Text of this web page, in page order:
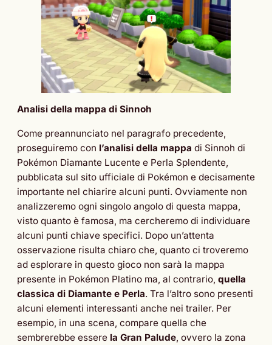
Analisi della mappa di Sinnoh
Come preannunciato nel paragrafo precedente,
proseguiremo con l’analisi della mappa di Sinnoh di
Pokémon Diamante Lucente e Perla Splendente,
pubblicata sul sito ufficiale di Pokémon e decisamente
importante nel chiarire alcuni punti. Ovviamente non
analizzeremo ogni singolo angolo di questa mappa,
visto quanto è famosa, ma cercheremo di individuare
alcuni punti chiave specifici. Dopo un’attenta
osservazione risulta chiaro che, quanto ci troveremo
ad esplorare in questo gioco non sarà la mappa
presente in Pokémon Platino ma, al contrario, quella
classica di Diamante e Perla. Tra l’altro sono presenti
alcuni elementi interessanti anche nei trailer. Per
esempio, in una scena, compare quella che
sembrerebbe essere la Gran Palude, ovvero la zona